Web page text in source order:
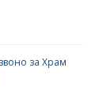
за Храм